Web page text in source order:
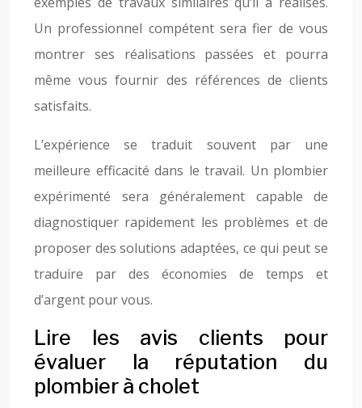
Un professionnel compétent sera fier de vous
montrer ses réalisations passées et pourra
même vous fournir des références de clients
satisfaits.
L’expérience se traduit souvent par une
meilleure efficacité dans le travail. Un plombier
expérimenté sera généralement capable de
diagnostiquer rapidement les problèmes et de
proposer des solutions adaptées, ce qui peut se
traduire par des économies de temps et
d’argent pour vous.
Lire les avis clients pour
évaluer la réputation du
plombier à cholet